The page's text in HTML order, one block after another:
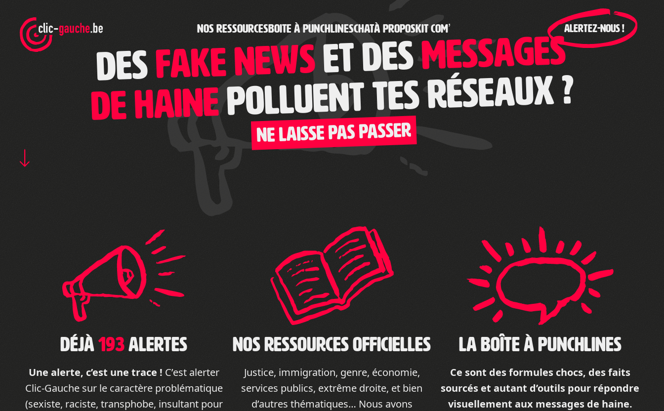
content
NOS RESSOURCESBOITE À PUNCHLINESCHATÀ PROPOSKIT COM’ ALERTEZ-NOUS !
Desfake newset desmessages
de hainepolluent tes réseaux ?
NE LAISSE PAS PASSER
Déjà193alertes
Une alerte, c’est une trace ! C’est alerter
Clic-Gauche sur le caractère problématique
(sexiste, raciste, transphobe, insultant pour
Nos ressources officielles
Justice, immigration, genre, économie,
services publics, extrême droite, et bien
d’autres thématiques… Nous avons
La Boîte à Punchlines
Ce sont des formules chocs, des faits
sourcés et autant d’outils pour répondre
visuellement aux messages de haine.